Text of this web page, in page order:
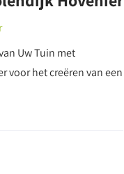
Uw Tuin met
voor het creëren van een